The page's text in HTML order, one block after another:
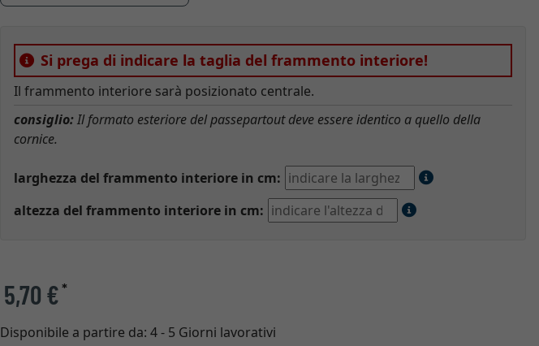
Si prega di indicare la taglia del frammento interiore!
Il frammento interiore sarà posizionato centrale.
consiglio:Il formato esteriore del passepartout deve essere identico a quello della
cornice.
larghezza del frammento interiore in cm:
altezza del frammento interiore in cm:
5,70 €*
Disponibile a partire da: 4 - 5 Giorni lavorativi